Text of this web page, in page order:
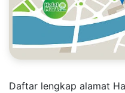
Daftar lengkap alamat